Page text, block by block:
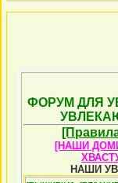
ФОРУМ ДЛЯ
[НАШИ
НАШИ